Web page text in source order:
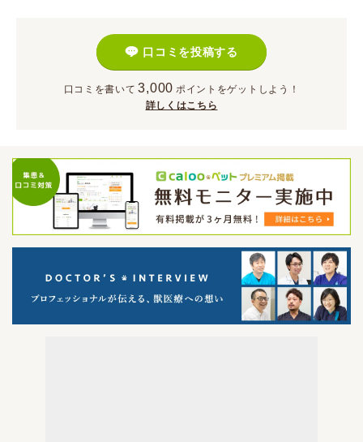
口コミを投稿する
口コミを書いて 3,000 ポイント をゲットしよう！
詳しくはこちら